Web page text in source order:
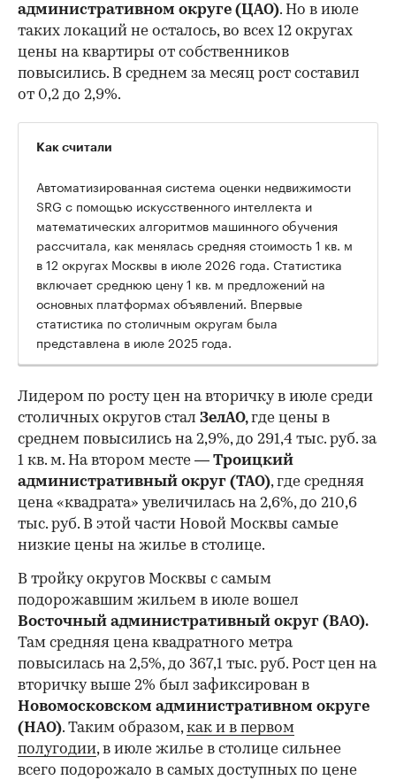
административном округе (ЦАО). Но в июле
таких локаций не осталось, во всех 12 округах
цены на квартиры от собственников
повысились. В среднем за месяц рост составил
от 0,2 до 2,9%.
Как считали
Автоматизированная система оценки недвижимости
SRG с помощью искусственного интеллекта и
математических алгоритмов машинного обучения
рассчитала, как менялась средняя стоимость 1 кв. м
в 12 округах Москвы в июле 2026 года. Статистика
включает среднюю цену 1 кв. м предложений на
основных платформах объявлений. Впервые
статистика по столичным округам была
представлена в июле 2025 года.
Лидером по росту цен на вторичку в июле среди
столичных округов стал ЗелАО,где цены в
среднем повысились на 2,9%, до 291,4 тыс. руб. за
1 кв. м. На втором месте — Троицкий
административный округ (ТАО), где средняя
цена «квадрата» увеличилась на 2,6%, до 210,6
тыс. руб. В этой части Новой Москвы самые
низкие цены на жилье в столице.
В тройку округов Москвы с самым
подорожавшим жильем в июле вошел
Восточный административный округ (ВАО).
Там средняя цена квадратного метра
повысилась на 2,5%, до 367,1 тыс. руб. Рост цен на
вторичку выше 2% был зафиксирован в
Новомосковском административном округе
(НАО). Таким образом,как и в первом
полугодии, в июле жилье в столице сильнее
всего подорожало в самых доступных по цене